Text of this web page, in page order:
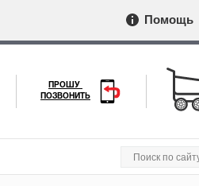
Помощь
ПРОШУ
ПОЗВОНИТЬ